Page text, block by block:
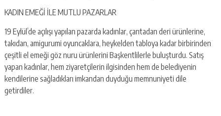
KADIN EMEĞİ İLE MUTLU PAZARLAR
19 Eylül’de açılışı yapılan pazarda kadınlar, çantadan deri ürünlerine,
takıdan, amigurumi oyuncaklara, heykelden tabloya kadar birbirinden
çeşitli el emeği göz nuru ürünlerini Başkentlilerle buluşturdu. Satış
yapan kadınlar, hem ziyaretçilerin ilgisinden hem de belediyenin
kendilerine sağladıkları imkandan duyduğu memnuniyeti dile
getirdiler.